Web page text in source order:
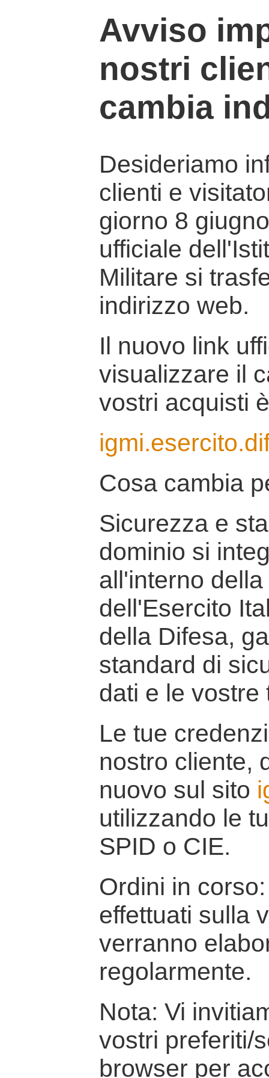
Avviso
nostri
cambia
Desideriamo
clienti e
giorno 8
ufficiale
Militare si
indirizzo web.
Il nuovo link
visualizzare il
vostri acquisti
Cosa cambia
Sicurezza e
dominio si
all'interno
dell'Esercito
della Difesa,
standard di
dati e le vostre
Le tue
nostro cliente,
nuovo sul sito
utilizzando le
SPID o CIE.
Ordini in
effettuati sulla
verranno
regolarmente.
Nota: Vi
vostri preferiti/
browser per